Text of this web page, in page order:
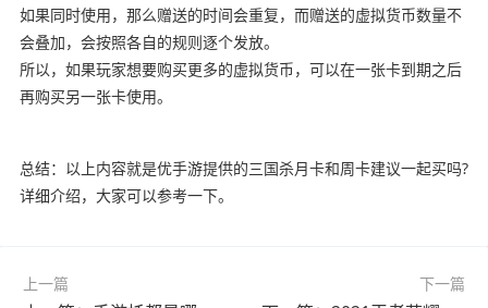
如果同时使用，那么赠送的时间会重复，而赠送的虚拟货币数量不
会叠加，会按照各自的规则逐个发放。
所以，如果玩家想要购买更多的虚拟货币，可以在一张卡到期之后
再购买另一张卡使用。
总结：以上内容就是优手游提供的三国杀月卡和周卡建议一起买吗?
详细介绍，大家可以参考一下。
上一篇 下一篇